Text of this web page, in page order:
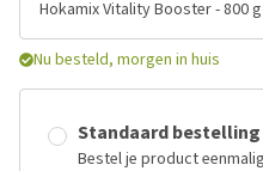
Hokamix Vitality Booster - 800 g
Nu besteld, morgen in huis
Standaard bestelling
Bestel je product eenmalig